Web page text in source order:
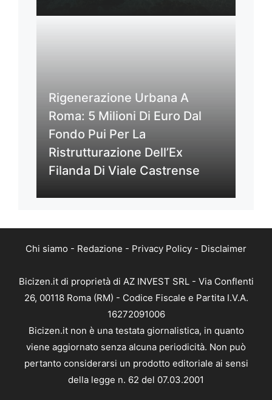
Rigenerazione Urbana A
Roma: 5 Milioni Di Euro Dal
Fondo Pui Per La
Ristrutturazione Dell’Ex
Filanda Di Viale Castrense
Chi siamo - Redazione - Privacy Policy - Disclaimer
Bicizen.it di proprietà di AZ INVEST SRL - Via Conflenti
26, 00118 Roma (RM) - Codice Fiscale e Partita I.V.A.
16272091006
Bicizen.it non è una testata giornalistica, in quanto
viene aggiornato senza alcuna periodicità. Non può
pertanto considerarsi un prodotto editoriale ai sensi
della legge n. 62 del 07.03.2001